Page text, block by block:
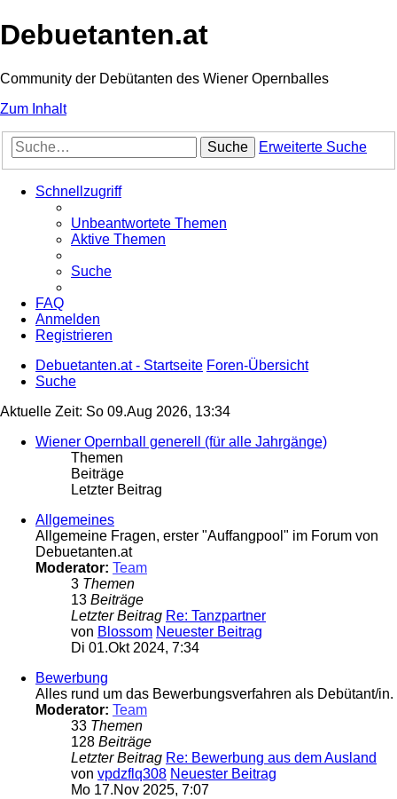
Debuetanten.at
Community der Debütanten des Wiener Opernballes
Zum Inhalt
Suche Erweiterte Suche
Schnellzugriff
Unbeantwortete Themen
Aktive Themen
Suche
FAQ
Anmelden
Registrieren
Debuetanten.at - Startseite Foren-Übersicht
Suche
Aktuelle Zeit: So 09.Aug 2026, 13:34
Wiener Opernball generell (für alle Jahrgänge)
Themen
Beiträge
Letzter Beitrag
Allgemeines
Allgemeine Fragen, erster "Auffangpool" im Forum von
Debuetanten.at
Moderator: Team
3 Themen
13 Beiträge
Letzter Beitrag Re: Tanzpartner
von Blossom Neuester Beitrag
Di 01.Okt 2024, 7:34
Bewerbung
Alles rund um das Bewerbungsverfahren als Debütant/in.
Moderator: Team
33 Themen
128 Beiträge
Letzter Beitrag Re: Bewerbung aus dem Ausland
von vpdzflq308 Neuester Beitrag
Mo 17.Nov 2025, 7:07